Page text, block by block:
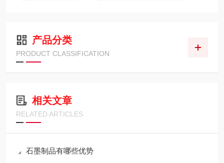
产品分类
PRODUCT CLASSIFICATION
相关文章
RELATED ARTICLES
石墨制品有哪些优势